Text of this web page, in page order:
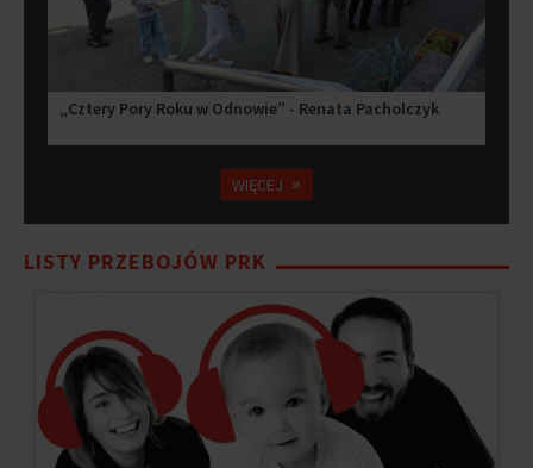
„Cztery Pory Roku w Odnowie” - Renata Pacholczyk
WIĘCEJ »
LISTY PRZEBOJÓW PRK